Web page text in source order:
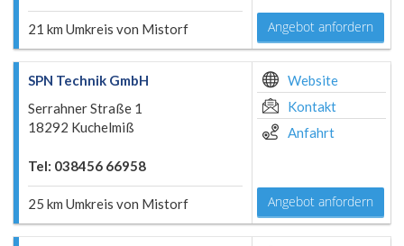
21 km Umkreis von Mistorf Angebot anfordern
SPN Technik GmbH
Serrahner Straße 1
18292 Kuchelmiß
Tel: 038456 66958
25 km Umkreis von Mistorf
Website
Kontakt
Anfahrt
Angebot anfordern